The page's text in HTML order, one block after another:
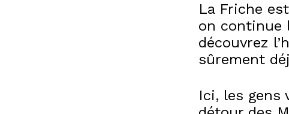
La Friche
on continue
découvrez
sûrement
Ici, les gens